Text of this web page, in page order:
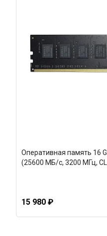
Оперативная память 16
(25600 МБ/с, 3200 МГц,
15 980 ₽